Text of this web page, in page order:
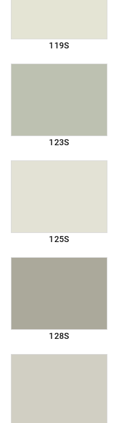
119S
123S
125S
128S